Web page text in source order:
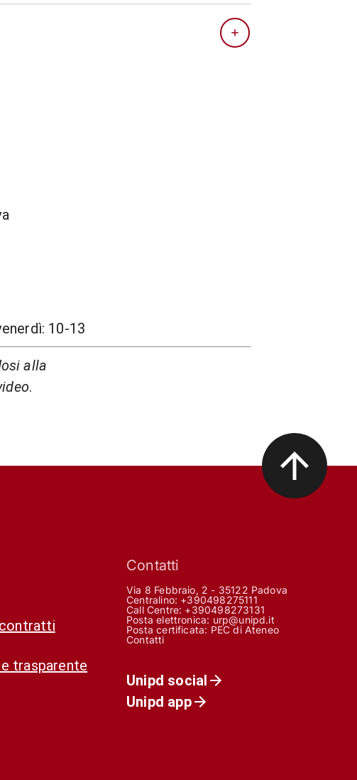
10-13
alla
.
contratti
trasparente
Contatti
Via 8 Febbraio, 2 - 35122 Padova
Centralino: +390498275111
Call Centre: +390498273131
Posta elettronica: urp@unipd.it
Posta certificata: PEC di Ateneo
Contatti
Unipd social
Unipd app